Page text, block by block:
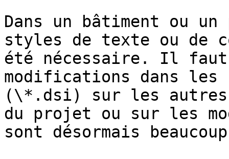
Dans un bâtiment ou
styles de texte ou de
été nécessaire. Il faut
modifications dans les
(\*.dsi) sur les
du projet ou sur les
sont désormais